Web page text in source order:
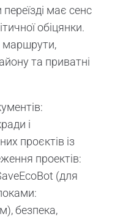
має сенс
обіцянки.
маршрути,
та приватні
і
проєктів із
проектів:
(для
безпека,